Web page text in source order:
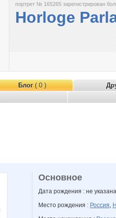
портрет № 165265 зарегистрирован
Horloge
Блог( 0 )
Основное
Дата рождения : не указана
Место рождения : Россия,